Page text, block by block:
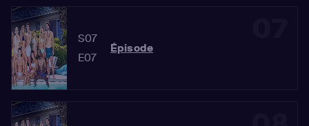
S07
E07
Épisode